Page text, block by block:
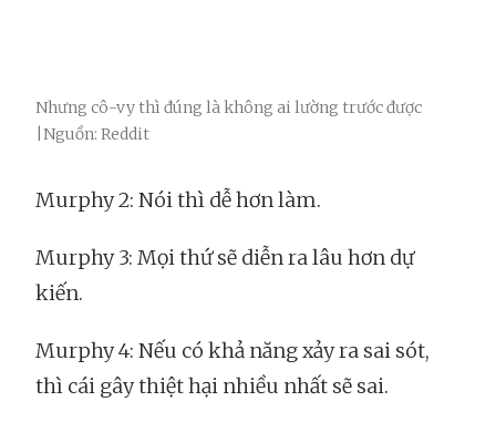
Nhưng cô-vy thì đúng là không ai lường trước được
|Nguồn: Reddit
Murphy 2: Nói thì dễ hơn làm.
Murphy 3: Mọi thứ sẽ diễn ra lâu hơn dự
kiến.
Murphy 4: Nếu có khả năng xảy ra sai sót,
thì cái gây thiệt hại nhiều nhất sẽ sai.